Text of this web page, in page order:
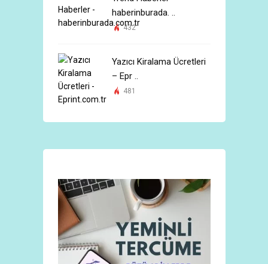
haberinburada. ..
432
Yazıcı Kiralama Ücretleri
– Epr ..
481